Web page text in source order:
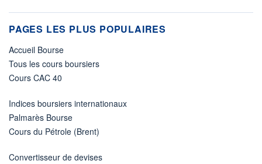
PAGES LES PLUS POPULAIRES
Accueil Bourse
Tous les cours boursiers
Cours CAC 40
Indices boursiers internationaux
Palmarès Bourse
Cours du Pétrole (Brent)
Convertisseur de devises